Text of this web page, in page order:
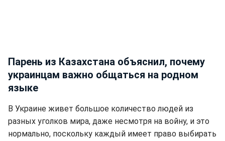
Парень из Казахстана объяснил, почему
украинцам важно общаться на родном
языке
В Украине живет большое количество людей из
разных уголков мира, даже несмотря на войну, и это
нормально, поскольку каждый имеет право выбирать